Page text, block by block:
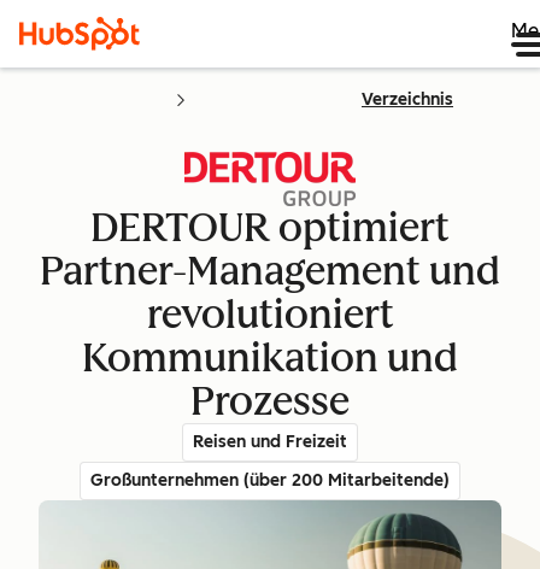
Verzeichnis
DERTOUR optimiert
Partner-Management und
revolutioniert
Kommunikation und
Prozesse
Reisen und Freizeit
Großunternehmen (über 200 Mitarbeitende)